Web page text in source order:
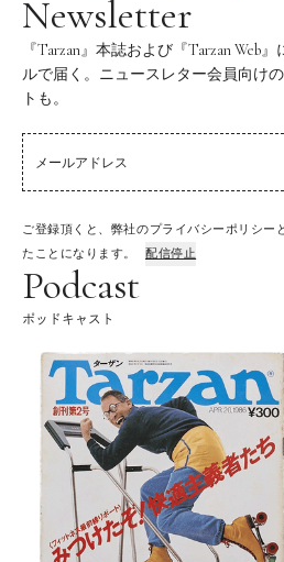
Newsletter
『Tarzan』本誌および『Tarzan Web
ルで届く。ニュースレター会員向け
トも。
ご登録頂くと、弊社のプライバシーポリシー
たことになります。
配信停止
Podcast
ポッドキャスト